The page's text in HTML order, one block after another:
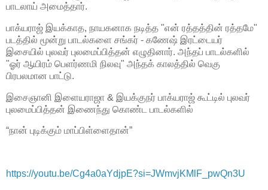
பாடலாய் அமைத்தார்.
பாக்யராஜ் இயக்காத, நாயகனாக நடித்த "என் ரத்தத்தின் ரத்தமே"
படத்தில் மூன்று பாடல்களை சங்கர் - கணேஷ் இரட்டையர்
இசையில் புலவர் புலமைப்பித்தன் எழுதினார். அந்தப் பாடல்களில்
"ஓர் ஆயிரம் பெளர்ணமி நிலவு" அந்தக் காலத்தில் வெகு
பிரபலமான பாட்டு.
இசைஞானி இளையராஜா & இயக்குநர் பாக்யராஜ் கூட்டில் புலவர்
புலமைப்பித்தன் இணைந்து கொண்ட பாடல்களில்
“நான் புடிக்கும் மாப்பிள்ளைதான்”
https://youtu.be/Cg4a0aYdjpE?si=JWmvjKMlF_pwQn3U